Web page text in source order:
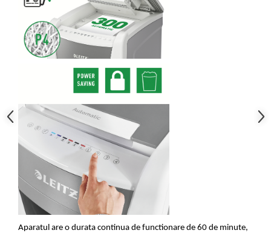
Textile si confort pentru casa
Decor si interior
Seturi si accesorii pentru vin
Rucsacuri si articole de calatorie
Trollere, genti si accesorii de voiaj
Genti de umar si borsete
Genti, huse si rucsacuri de laptop
Genti de plaja si cumparaturi
Portofele si portcarduri RFID
Sport si accesorii outdoor
Sticle, cani si termosuri to go
Sport, jocuri si accesorii
Aparatul are o durata continua de functionare de 60 de minute,